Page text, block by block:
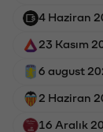
4 Haziran
23 Kasım
6 august
2 Haziran
16 Aralık